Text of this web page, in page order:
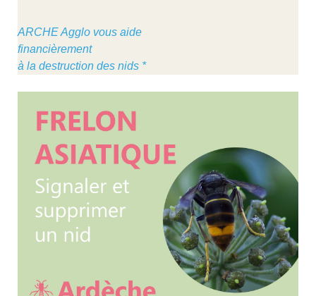
ARCHE Agglo vous aide
financièrement
à la destruction des nids *